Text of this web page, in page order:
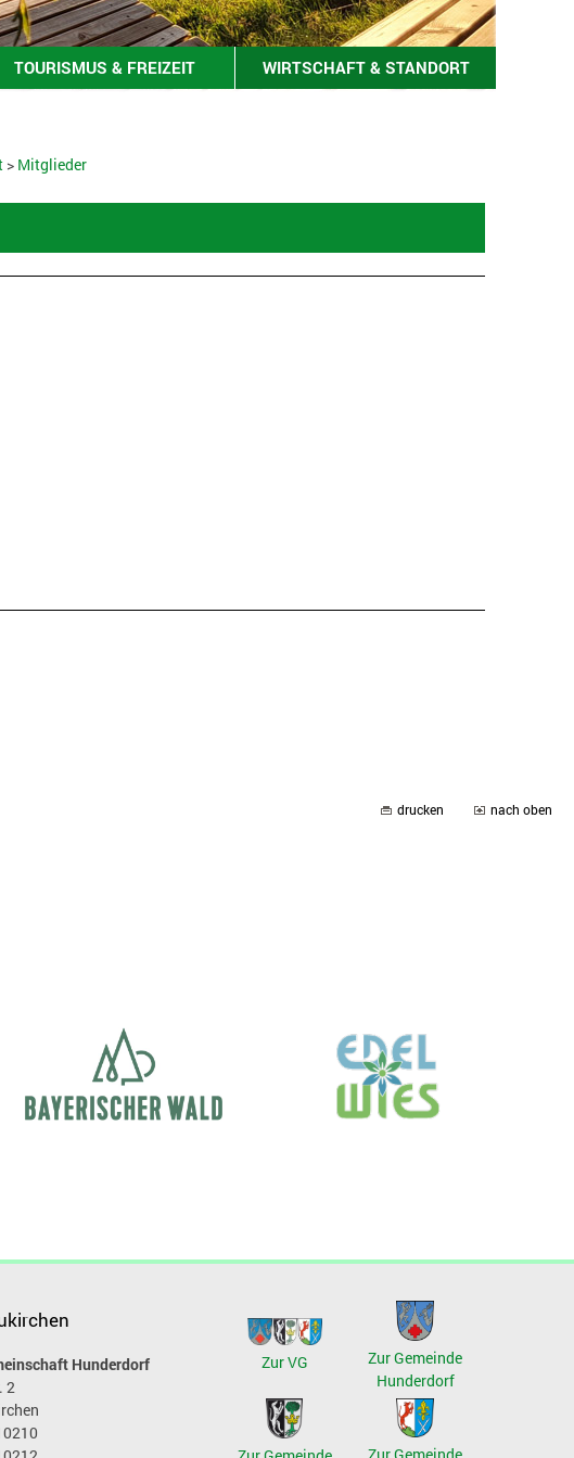
TOURISMUS & FREIZEIT WIRTSCHAFT & STANDORT
> Mitglieder
drucken nach oben
Hunderdorf
2
Zur VG
Zur Gemeinde
Hunderdorf